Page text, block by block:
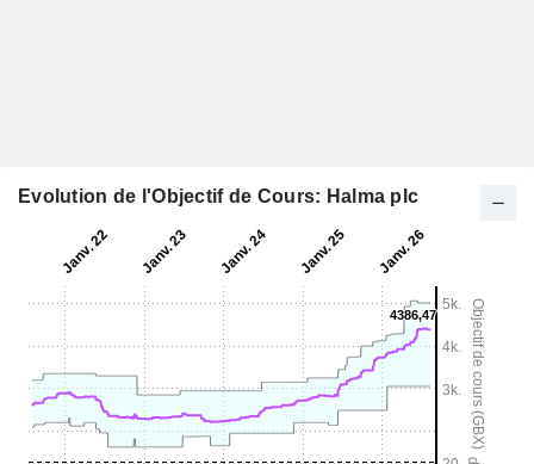
Evolution de l'Objectif de Cours: Halma plc